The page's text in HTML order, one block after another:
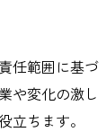
任範囲に基づ
や変化の激し
立ちます。